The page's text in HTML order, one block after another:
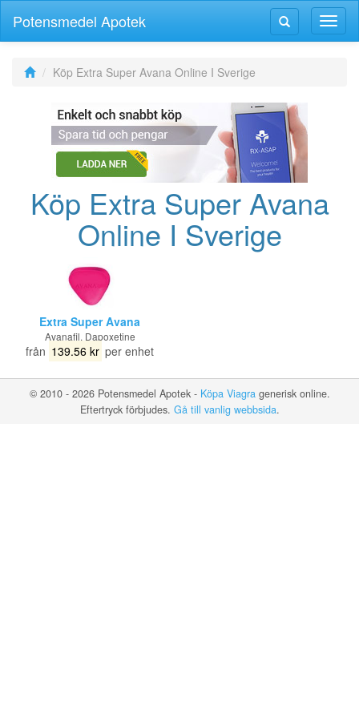
Växla
Växla
navigering
Potensmedel Apotek
Köp Extra Super Avana Online I Sverige
Köp Extra Super Avana
Online I Sverige
Extra Super Avana
Avanafil, Dapoxetine
från 139.56 kr per enhet
© 2010 - 2026 Potensmedel Apotek - Köpa Viagragenerisk online.
Eftertryck förbjudes. Gå till vanlig webbsida.